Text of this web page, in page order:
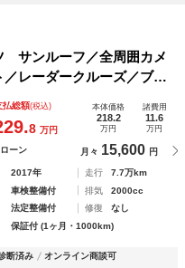
ンルーフ／全周囲カメ
レーダークルーズ／ブラ
スソナー／アンビエント
ルシフト／シートメモリ
払総額(税込)
8 万円
本体価格
218.2
万円
諸費用
11.6
万円
ーン 月々 15,600 円
2017年 走行
7.7万km
車検整備付 排気
2000cc
法定整備付 修復
なし
保証付 (1ヶ月・1000km)
断済み
オンライン商談可